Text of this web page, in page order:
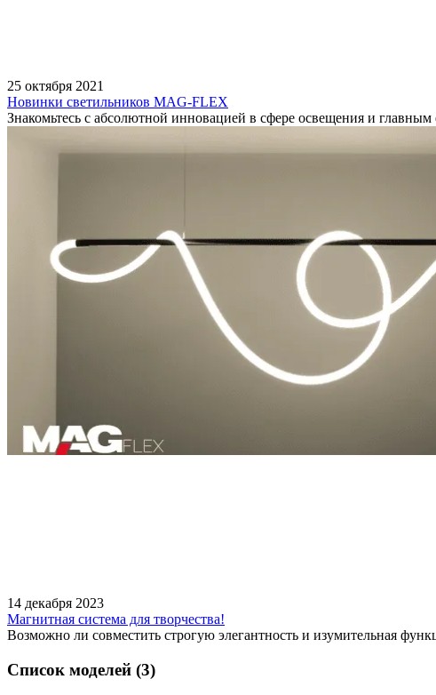
25 октября 2021
Новинки светильников MAG-FLEX
Знакомьтесь с абсолютной инновацией в сфере освещения и
14 декабря 2023
Магнитная система для творчества!
Возможно ли совместить строгую элегантность и изумительная
Список моделей (3)